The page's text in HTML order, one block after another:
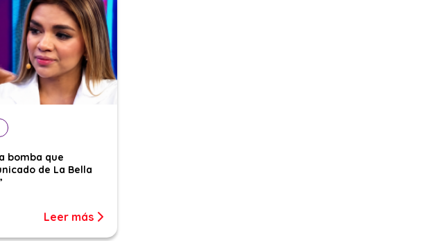
bomba que
de La Bella
Leer más